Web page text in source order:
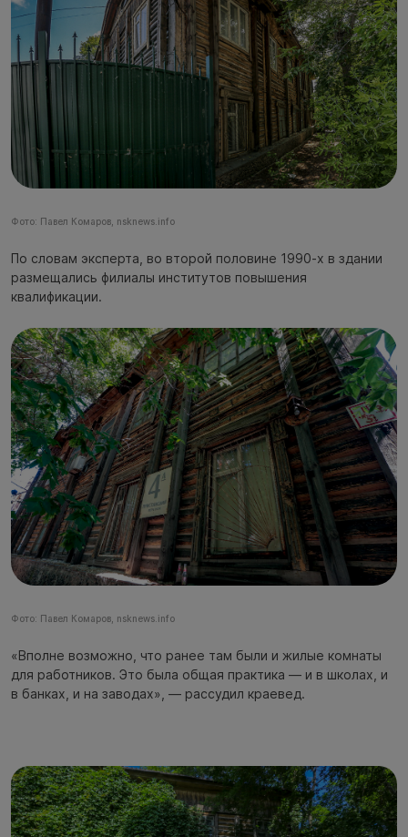
Фото: Павел Комаров, nsknews.info
По словам эксперта, во второй половине 1990-х в здании
размещались филиалы институтов повышения
квалификации.
Фото: Павел Комаров, nsknews.info
«Вполне возможно, что ранее там были и жилые комнаты
для работников. Это была общая практика — и в школах, и
в банках, и на заводах», — рассудил краевед.